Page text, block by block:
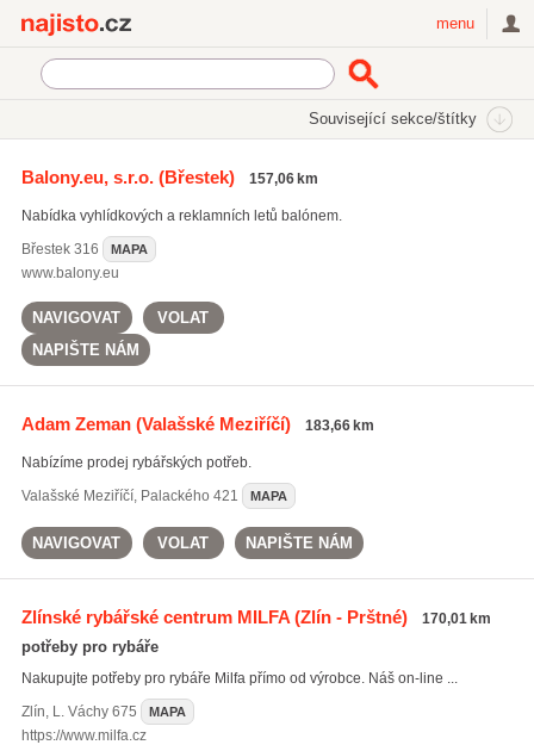
menu
Související sekce/štítky
Sportovní zařízení (3306)
Sportovní školy a kurzy
Balony.eu, s.r.o.(Břestek) 157,06 km
Nabídka vyhlídkových a reklamních letů balónem.
Břestek316 MAPA
www.balony.eu
NAVIGOVAT
VOLAT
NAPIŠTE NÁM
Adam Zeman(Valašské Meziříčí) 183,66 km
Nabízíme prodej rybářských potřeb.
Valašské Meziříčí, Palackého 421 MAPA
NAVIGOVAT VOLAT NAPIŠTE NÁM
Zlínské rybářské centrum MILFA(Zlín - Prštné) 170,01 km
potřeby pro rybáře
Nakupujte potřeby pro rybáře Milfa přímo od výrobce. Náš on-line ...
Zlín, L. Váchy 675 MAPA
https://www.milfa.cz